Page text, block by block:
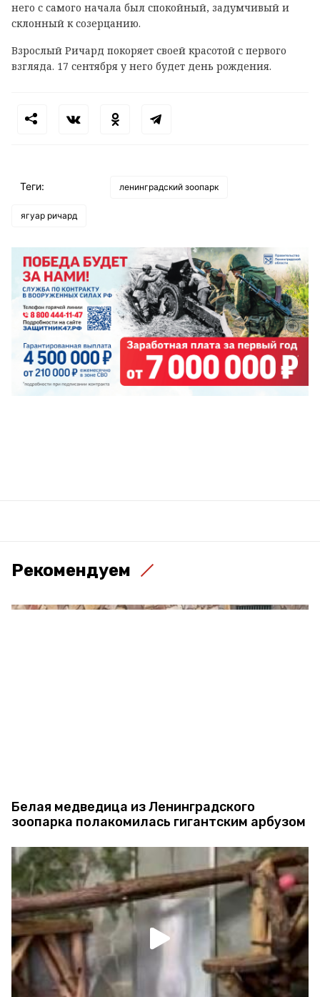
него с самого начала был спокойный, задумчивый и
склонный к созерцанию.
Взрослый Ричард покоряет своей красотой с первого
взгляда. 17 сентября у него будет день рождения.
Теги: ленинградский зоопарк
ягуар ричард
Рекомендуем
Белая медведица из Ленинградского
зоопарка полакомилась гигантским арбузом